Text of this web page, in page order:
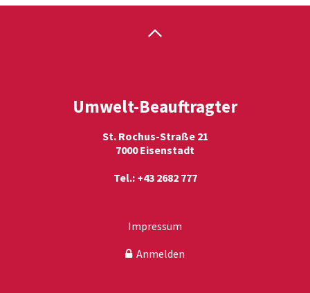
Umwelt-Beauftragter
St. Rochus-Straße 21
7000 Eisenstadt
Tel.: +43 2682 777
Impressum
Anmelden